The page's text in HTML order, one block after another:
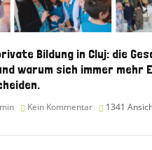
Bildung in Cluj: die
und warum sich immer
Kein Kommentar 1341